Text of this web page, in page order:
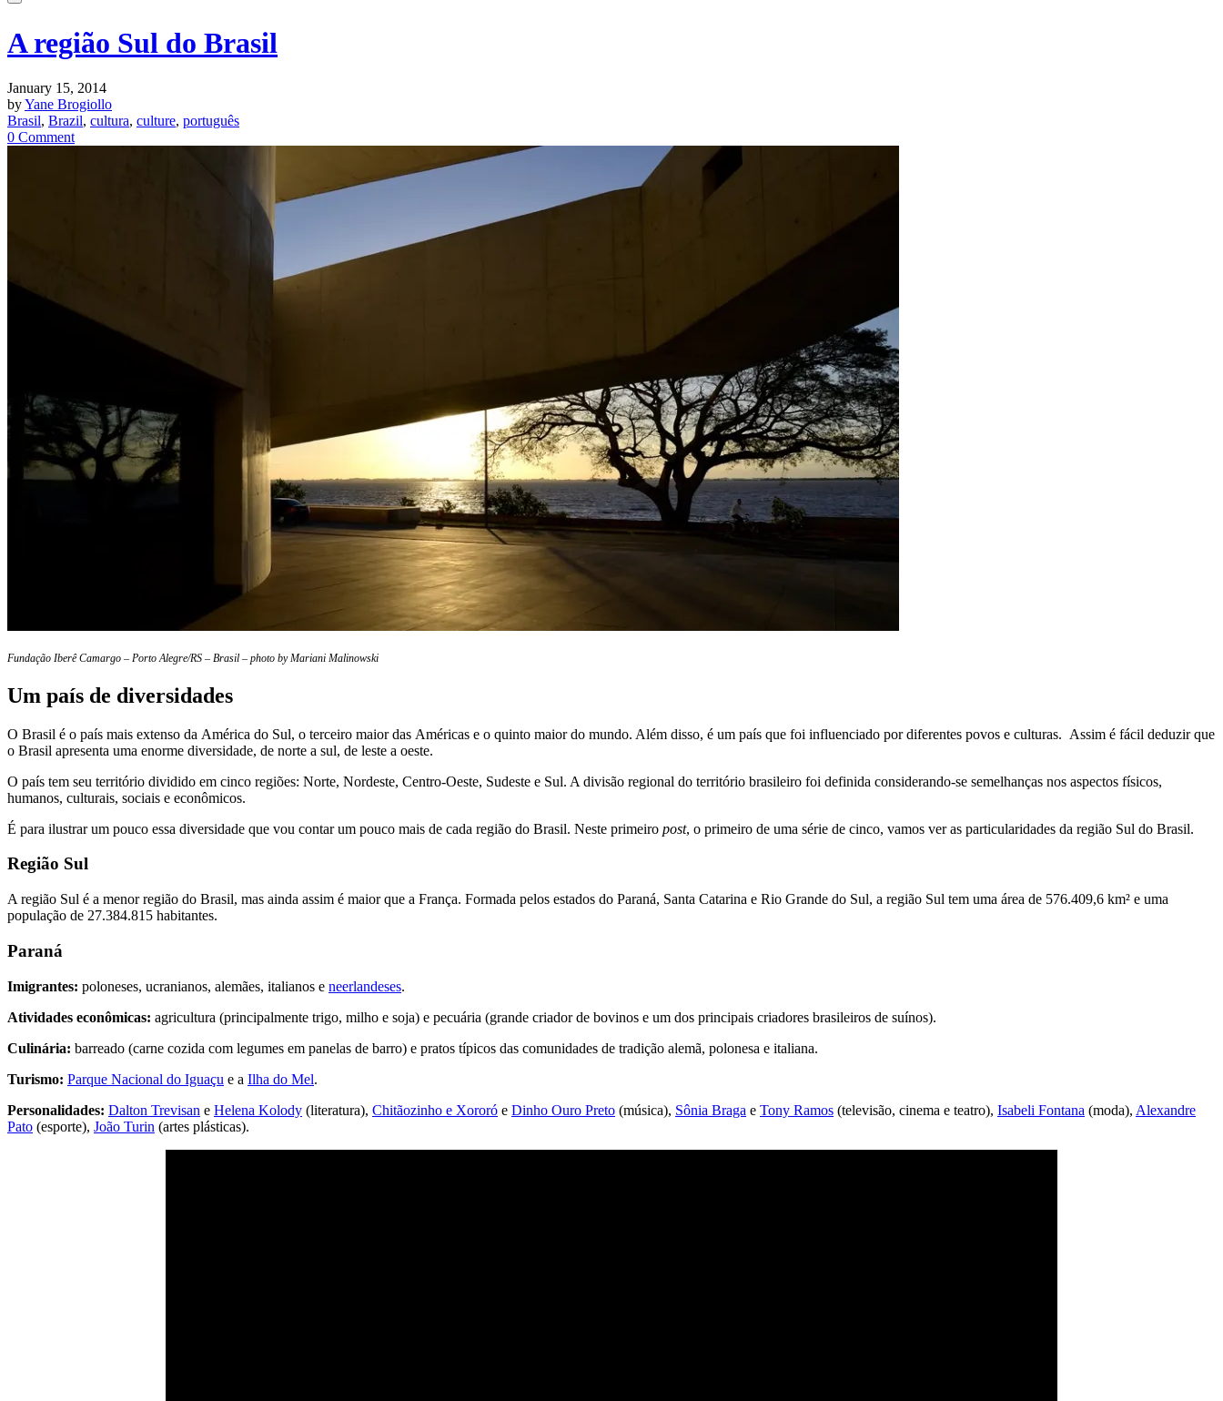
A região Sul do Brasil
January 15, 2014
byYane Brogiollo
Brasil, Brazil, cultura, culture, português
0 Comment
Fundação Iberê Camargo – Porto Alegre/RS – Brasil – photo by Mariani Malinowski
Um país de diversidades
O Brasil é o país mais extenso da América do Sul, o terceiro maior das Américas e o quinto maior do mundo. Além disso, é um país que foi influenciado por diferentes povos e culturas. Assim é fácil deduzir que
o Brasil apresenta uma enorme diversidade, de norte a sul, de leste a oeste.
O país tem seu território dividido em cinco regiões: Norte, Nordeste, Centro-Oeste, Sudeste e Sul. A divisão regional do território brasileiro foi definida considerando-se semelhanças nos aspectos físicos,
humanos, culturais, sociais e econômicos.
É para ilustrar um pouco essa diversidade que vou contar um pouco mais de cada região do Brasil. Neste primeiro post, o primeiro de uma série de cinco, vamos ver as particularidades da região Sul do Brasil.
Região Sul
A região Sul é a menor região do Brasil, mas ainda assim é maior que a França. Formada pelos estados do Paraná, Santa Catarina e Rio Grande do Sul, a região Sul tem uma área de 576.409,6 km² e uma
população de 27.384.815 habitantes.
Paraná
Imigrantes: poloneses, ucranianos, alemães, italianos e neerlandeses.
Atividades econômicas: agricultura (principalmente trigo, milho e soja) e pecuária (grande criador de bovinos e um dos principais criadores brasileiros de suínos).
Culinária: barreado (carne cozida com legumes em panelas de barro) e pratos típicos das comunidades de tradição alemã, polonesa e italiana.
Turismo: Parque Nacional do Iguaçu e a Ilha do Mel.
Personalidades: Dalton Trevisan e Helena Kolody (literatura), Chitãozinho e Xororó e Dinho Ouro Preto (música), Sônia Braga e Tony Ramos (televisão, cinema e teatro), Isabeli Fontana (moda), Alexandre
Pato (esporte), João Turin (artes plásticas).